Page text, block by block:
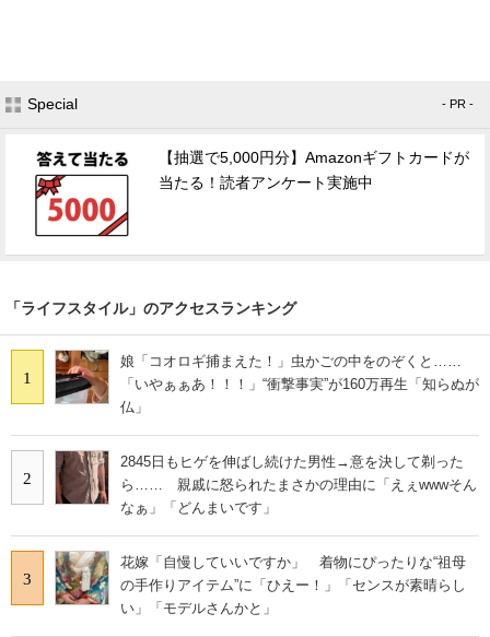
Special - PR -
【抽選で5,000円分】Amazonギフトカードが
当たる！読者アンケート実施中
「ライフスタイル」のアクセスランキング
1
娘「コオロギ捕まえた！」虫かごの中をのぞくと……
「いやぁぁあ！！！」“衝撃事実”が160万再生「知らぬが
仏」
2
2845日もヒゲを伸ばし続けた男性→意を決して剃った
ら…… 親戚に怒られたまさかの理由に「えぇwwwそん
なぁ」「どんまいです」
3
花嫁「自慢していいですか」 着物にぴったりな“祖母
の手作りアイテム”に「ひえー！」「センスが素晴らし
い」「モデルさんかと」